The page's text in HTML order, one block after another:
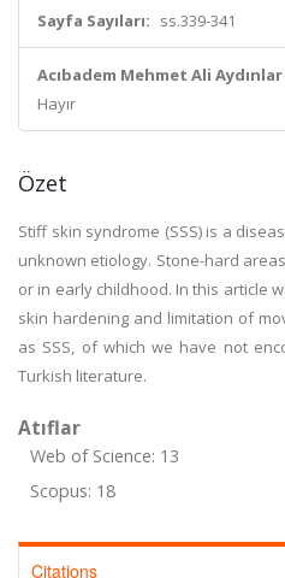
Sayfa Sayıları: ss.339-341
Acıbadem Mehmet Ali
Hayır
Özet
Stiff skin syndrome (SSS) is a
unknown etiology. Stone-hard
or in early childhood. In this article
skin hardening and limitation of
as SSS, of which we have not
Turkish literature.
Atıflar
Web of Science: 13
Scopus: 18
Citations